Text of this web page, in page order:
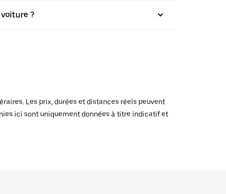
?
Les prix, durées et distances réels peuvent
ici sont uniquement données à titre indicatif et